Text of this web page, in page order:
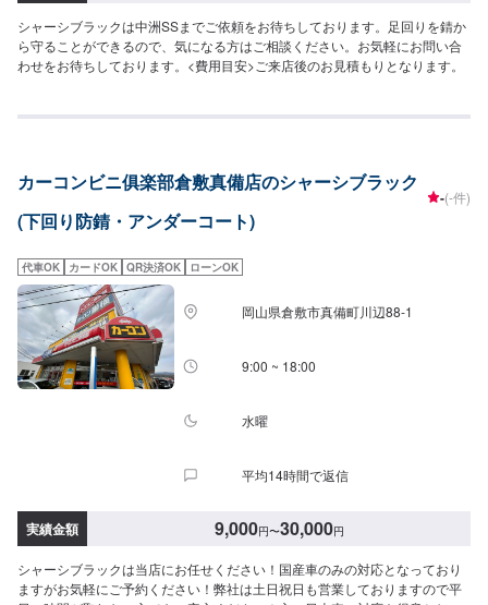
シャーシブラックは中洲SSまでご依頼をお待ちしております。足回りを錆か
ら守ることができるので、気になる方はご相談ください。お気軽にお問い合
わせをお待ちしております。<費用目安>ご来店後のお見積もりとなります。
カーコンビニ俱楽部倉敷真備店のシャーシブラック
(下回り防錆・アンダーコート)
-(-件)
代車OK カードOK QR決済OK ローンOK
岡山県倉敷市真備町川辺88-1
9:00 ~ 18:00
水曜
平均14時間で返信
実績金額 9,000円〜30,000円
シャーシブラックは当店にお任せください！国産車のみの対応となっており
ますがお気軽にご予約ください！弊社は土日祝日も営業しておりますので平